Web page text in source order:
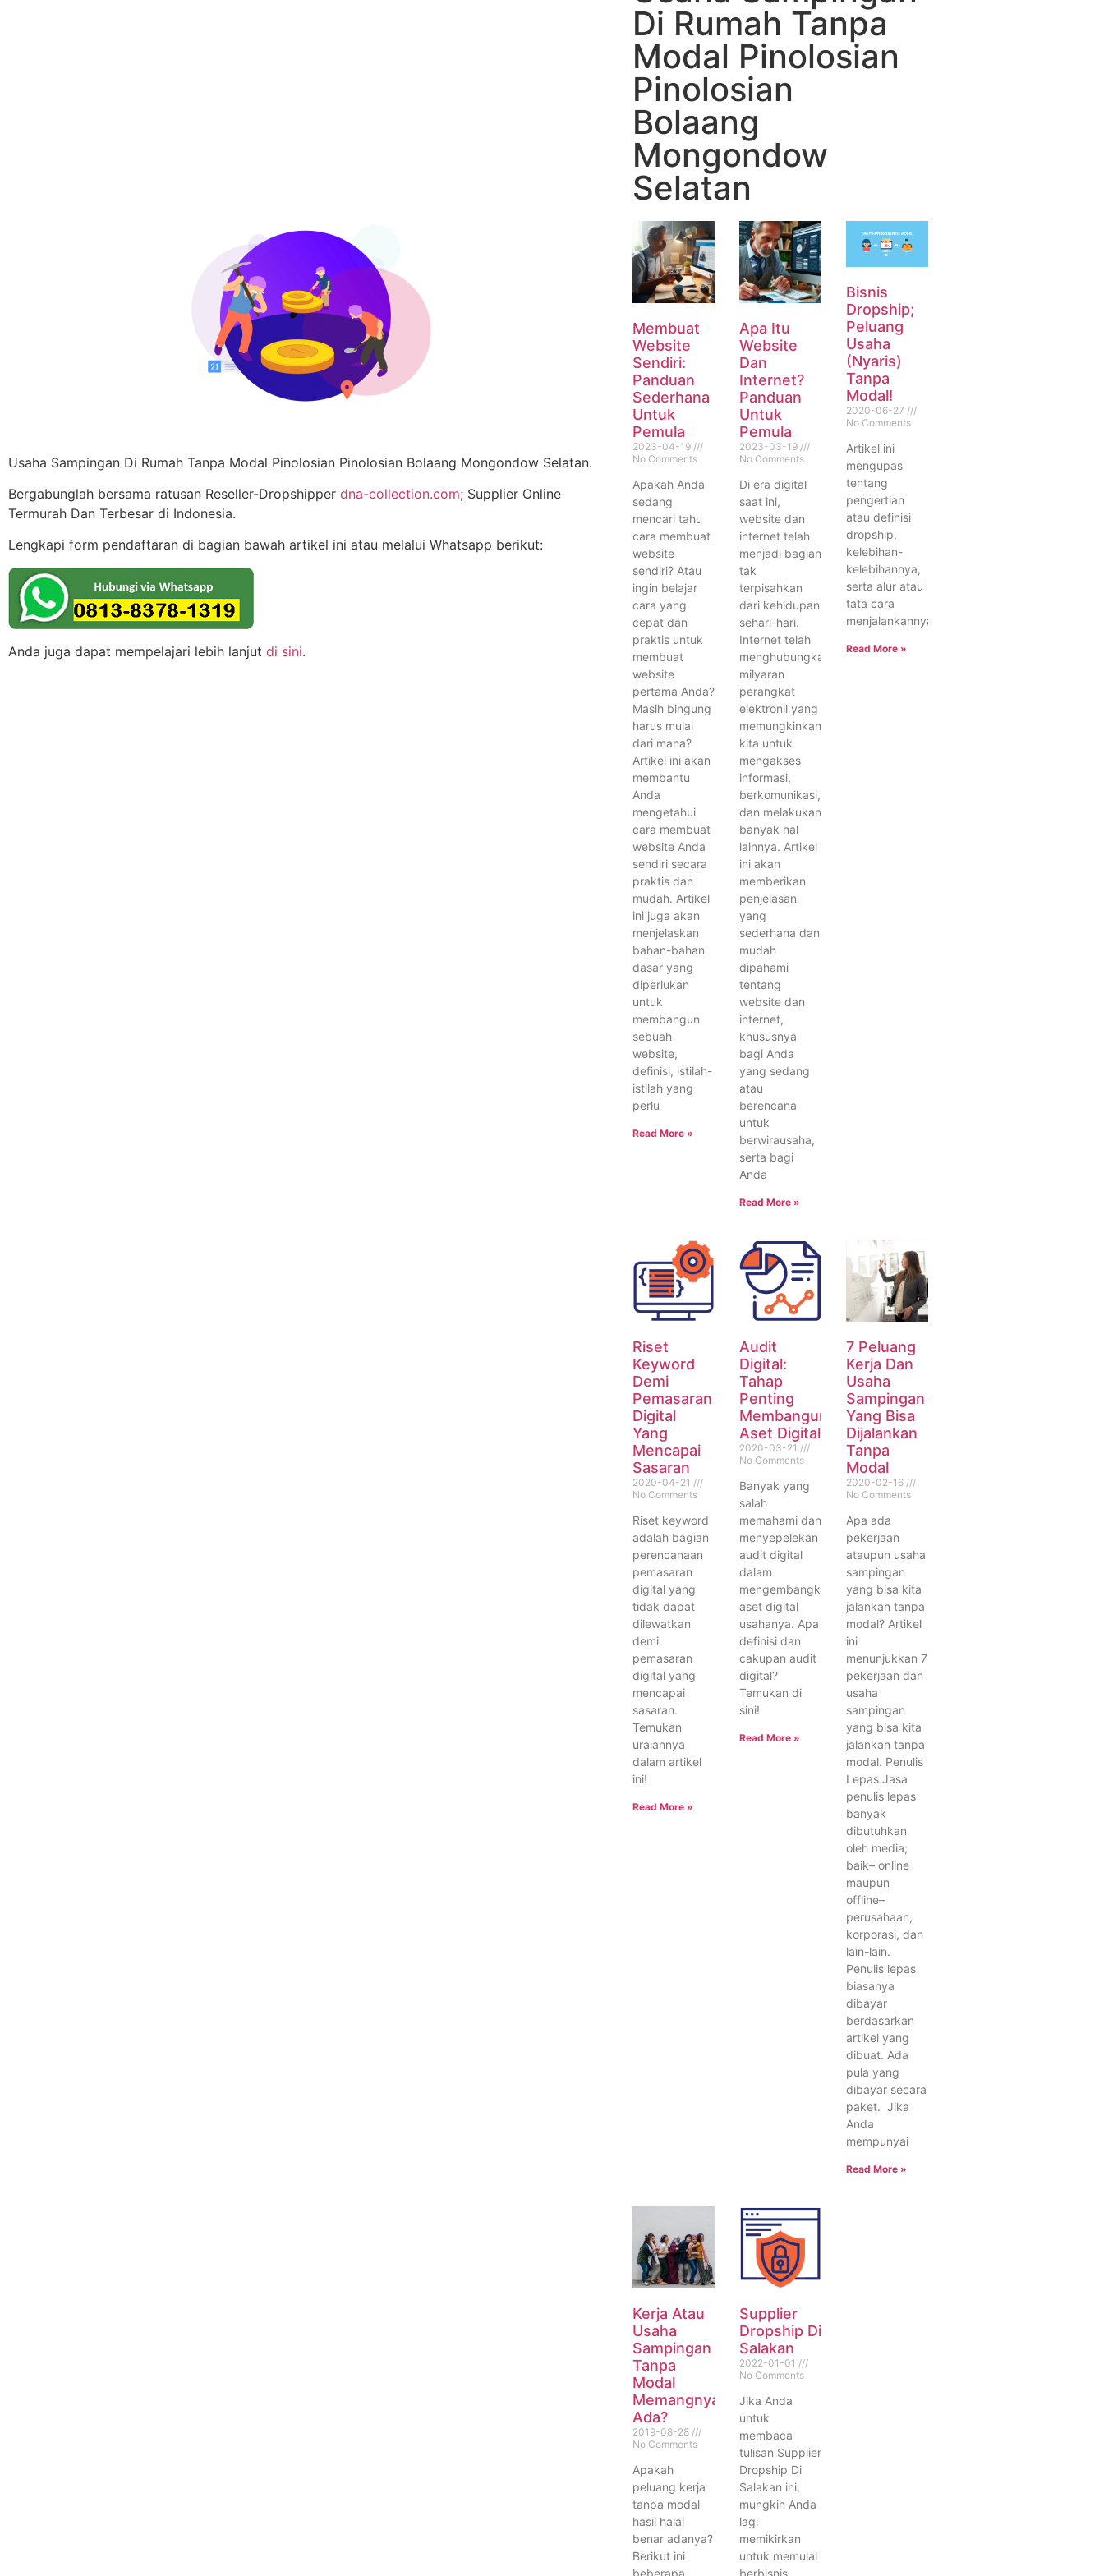
Di Rumah Tanpa
Modal Pinolosian
Pinolosian
Bolaang
Mongondow
Selatan
Usaha Sampingan Di Rumah Tanpa Modal Pinolosian Pinolosian Bolaang Mongondow Selatan.
Bergabunglah bersama ratusan Reseller-Dropshipper dna-collection.com; Supplier Online
Termurah Dan Terbesar di Indonesia.
Lengkapi form pendaftaran di bagian bawah artikel ini atau melalui Whatsapp berikut:
Anda juga dapat mempelajari lebih lanjut di sini.
Membuat
Website
Sendiri:
Panduan
Sederhana
Untuk
Pemula
2023-04-19
No Comments
Apakah Anda
sedang
mencari tahu
cara membuat
website
sendiri? Atau
ingin belajar
cara yang
cepat dan
praktis untuk
membuat
website
pertama Anda?
Masih bingung
harus mulai
dari mana?
Artikel ini akan
membantu
Anda
mengetahui
cara membuat
website Anda
sendiri secara
praktis dan
mudah. Artikel
ini juga akan
menjelaskan
bahan-bahan
dasar yang
diperlukan
untuk
membangun
sebuah
website,
definisi, istilah-
istilah yang
perlu
Read More »
Apa Itu
Website
Dan
Internet?
Panduan
Untuk
Pemula
2023-03-19
No Comments
Di era digital
saat ini,
website dan
internet telah
menjadi bagian
tak
terpisahkan
dari kehidupan
sehari-hari.
Internet telah
menghubungkan
milyaran
perangkat
elektronil yang
memungkinkan
kita untuk
mengakses
informasi,
berkomunikasi,
dan melakukan
banyak hal
lainnya. Artikel
ini akan
memberikan
penjelasan
yang
sederhana dan
mudah
dipahami
tentang
website dan
internet,
khususnya
bagi Anda
yang sedang
atau
berencana
untuk
berwirausaha,
serta bagi
Anda
Read More »
Bisnis
Dropship;
Peluang
Usaha
(Nyaris)
Tanpa
Modal!
2020-06-27
No Comments
Artikel ini
mengupas
tentang
pengertian
atau definisi
dropship,
kelebihan-
kelebihannya,
serta alur atau
tata cara
menjalankannya.
Read More »
Riset
Keyword
Demi
Pemasaran
Digital
Yang
Mencapai
Sasaran
2020-04-21
No Comments
Riset keyword
adalah bagian
perencanaan
pemasaran
digital yang
tidak dapat
dilewatkan
demi
pemasaran
digital yang
mencapai
sasaran.
Temukan
uraiannya
dalam artikel
ini!
Read More »
Audit
Digital:
Tahap
Penting
Membangun
Aset Digital
2020-03-21
No Comments
Banyak yang
salah
memahami dan
menyepelekan
audit digital
dalam
mengembangkan
aset digital
usahanya. Apa
definisi dan
cakupan audit
digital?
Temukan di
sini!
Read More »
7 Peluang
Kerja Dan
Usaha
Sampingan
Yang Bisa
Dijalankan
Tanpa
Modal
2020-02-16
No Comments
Apa ada
pekerjaan
ataupun usaha
sampingan
yang bisa kita
jalankan tanpa
modal? Artikel
ini
menunjukkan 7
pekerjaan dan
usaha
sampingan
yang bisa kita
jalankan tanpa
modal. Penulis
Lepas Jasa
penulis lepas
banyak
dibutuhkan
oleh media;
baik– online
maupun
offline–
perusahaan,
korporasi, dan
lain-lain.
Penulis lepas
biasanya
dibayar
berdasarkan
artikel yang
dibuat. Ada
pula yang
dibayar secara
paket. Jika
Anda
mempunyai
Read More »
Kerja Atau
Usaha
Sampingan
Tanpa
Modal
Memangnya
Ada?
2019-08-28
No Comments
Apakah
peluang kerja
tanpa modal
hasil halal
benar adanya?
Berikut ini
beberapa
Supplier
Dropship Di
Salakan
2022-01-01
No Comments
Jika Anda
untuk
membaca
tulisan Supplier
Dropship Di
Salakan ini,
mungkin Anda
lagi
memikirkan
untuk memulai
berbisnis